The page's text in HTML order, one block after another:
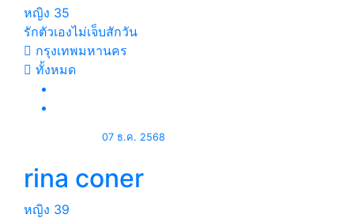
หญิง 35
รักตัวเองไม่เจ็บสักวัน
กรุงเทพมหานคร
ทั้งหมด
07 ธ.ค. 2568
rina coner
หญิง 39